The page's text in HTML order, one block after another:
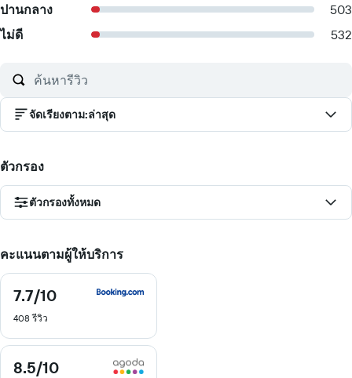
ปานกลาง
503
ไม่ดี
532
จัดเรียงตาม:ล่าสุด
ตัวกรอง
ตัวกรองทั้งหมด
คะแนนตามผู้ให้บริการ
7.7/10
7.7
10
408 รีวิว
8.5/10
8.5